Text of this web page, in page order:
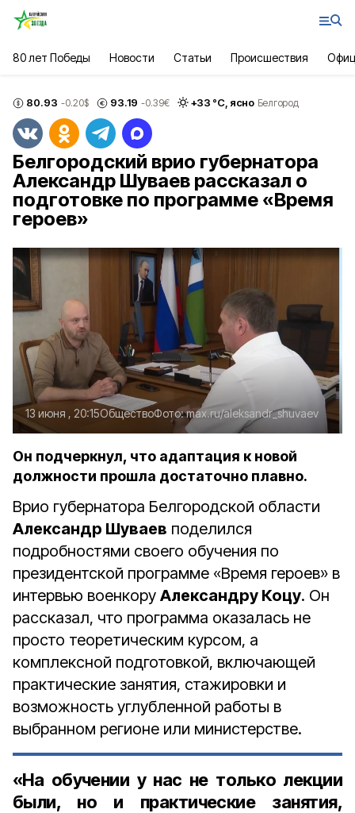
80 лет Победы Новости Статьи Происшествия
80.93 -0.20$ 93.19 -0.39€ +33 °С, ясно Белгород
Белгородский врио губернатора
Александр Шуваев рассказал о
подготовке по программе «Время
героев»
13 июня , 20:15ОбществоФото:max.ru/aleksandr_shuvaev
Он подчеркнул, что адаптация к новой
должности прошла достаточно плавно.
Врио губернатора Белгородской области
Александр Шуваев поделился
подробностями своего обучения по
президентской программе «Время героев» в
интервью военкору Александру Коцу. Он
рассказал, что программа оказалась не
просто теоретическим курсом, а
комплексной подготовкой, включающей
практические занятия, стажировки и
возможность углубленной работы в
выбранном регионе или министерстве.
«На обучении у нас не только лекции
были, но и практические занятия,